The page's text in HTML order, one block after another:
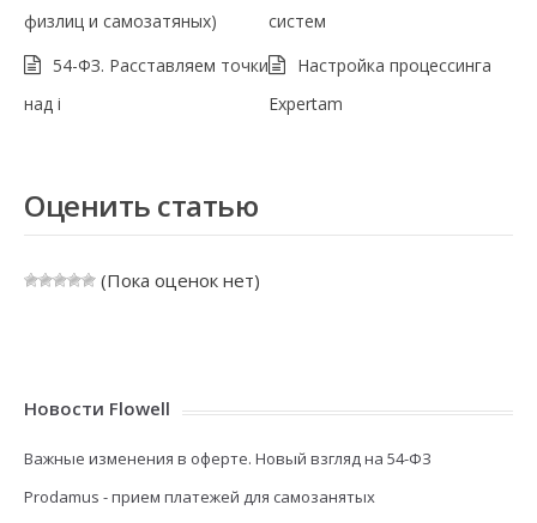
физлиц и самозатяных)
систем
54-ФЗ. Расставляем точки
над i
Настройка процессинга
Expertam
Оценить статью
(Пока оценок нет)
Новости Flowell
Важные изменения в оферте. Новый взгляд на 54-ФЗ
Prodamus - прием платежей для самозанятых